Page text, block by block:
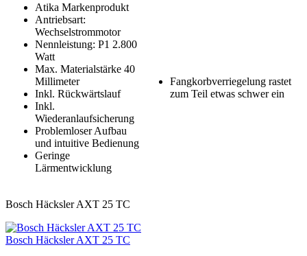
Atika Markenprodukt
Antriebsart:
Wechselstrommotor
Nennleistung: P1 2.800
Watt
Max. Materialstärke 40
Millimeter
Inkl. Rückwärtslauf
Inkl.
Wiederanlaufsicherung
Problemloser Aufbau
und intuitive Bedienung
Geringe
Lärmentwicklung
Fangkorbverriegelung rastet
zum Teil etwas schwer ein
Bosch Häcksler AXT 25 TC
Bosch Häcksler AXT 25 TC